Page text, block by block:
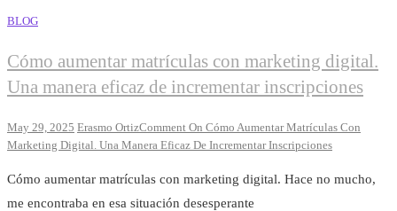
BLOG
Cómo aumentar matrículas con marketing digital.
Una manera eficaz de incrementar inscripciones
May 29, 2025 Erasmo OrtizComment On Cómo Aumentar Matrículas Con
Marketing Digital. Una Manera Eficaz De Incrementar Inscripciones
Cómo aumentar matrículas con marketing digital. Hace no mucho,
me encontraba en esa situación desesperante